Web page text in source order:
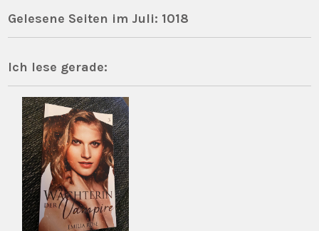
Gelesene Seiten im Juli: 1018
Ich lese gerade: